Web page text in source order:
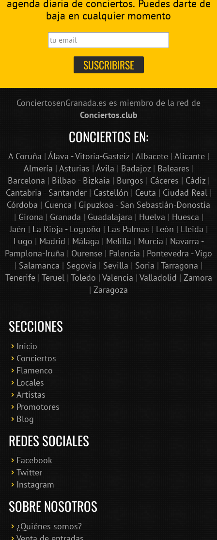
agenda diaria de conciertos. Puedes darte de
baja en cualquier momento
ConciertosenGranada.es es miembro de la red de
Conciertos.club
CONCIERTOS EN:
A Coruña | Álava - Vitoria-Gasteiz| Albacete| Alicante|
Almería | Asturias | Ávila | Badajoz| Baleares |
Barcelona | Bilbao - Bizkaia | Burgos | Cáceres | Cádiz|
Cantabria - Santander| Castellón | Ceuta | Ciudad Real|
Córdoba | Cuenca | Gipuzkoa - San Sebastián-Donostia
| Girona | Granada | Guadalajara | Huelva | Huesca |
Jaén | La Rioja - Logroño | Las Palmas | León | Lleida |
Lugo | Madrid | Málaga | Melilla | Murcia | Navarra -
Pamplona-Iruña | Ourense | Palencia | Pontevedra - Vigo
| Salamanca | Segovia | Sevilla | Soria | Tarragona |
Tenerife| Teruel| Toledo | Valencia | Valladolid | Zamora
| Zaragoza
SECCIONES
Inicio
Conciertos
Flamenco
Locales
Artistas
Promotores
Blog
REDES SOCIALES
Facebook
Twitter
Instagram
SOBRE NOSOTROS
¿Quiénes somos?